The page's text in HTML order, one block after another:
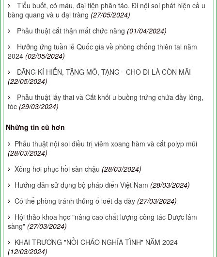
Tiểu buốt, có máu, đại tiện phân táo. Đi nội soi phát hiện cả u
bàng quang và u đại tràng (27/05/2024)
Phẫu thuật cắt thận mất chức năng (01/04/2024)
Hưởng ứng tuần lễ Quốc gia về phòng chống thiên tai năm
2024 (02/05/2024)
ĐĂNG KÍ HIẾN, TẶNG MÔ, TẠNG - CHO ĐI LÀ CÒN MÃI
(22/05/2024)
Phẫu thuật lấy thai và Cắt khối u buồng trứng chứa đầy lông,
tóc (29/03/2024)
Những tin cũ hơn
Phẫu thuật nội soi điều trị viêm xoang hàm và cắt polyp mũi
(28/03/2024)
Xông hơi phục hồi sàn chậu (28/03/2024)
Hướng dẫn sử dụng bộ pháp điển Việt Nam (28/03/2024)
Có thể phòng tránh thủng ổ loét dạ dày (27/03/2024)
Hội thảo khoa học "nâng cao chất lượng công tác Dược lâm
sàng" (27/03/2024)
KHAI TRƯƠNG "NỒI CHÁO NGHĨA TÌNH" NĂM 2024
(12/03/2024)